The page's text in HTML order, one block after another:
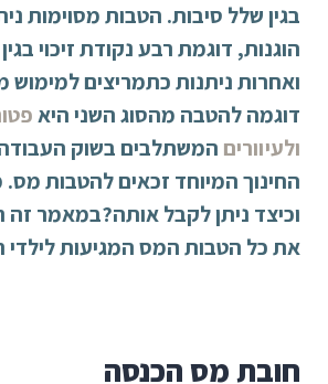
בגין שלל סיבות. הטבות מסוימות
הוגנות, דוגמת רבע נקודת זיכוי
ואחרות ניתנות כתמריצים למימוש
דוגמה להטבה מהסוג השני היא
ולעיוורים המשתלבים בשוק
החינוך המיוחד זכאים להטבות
וכיצד ניתן לקבל אותה?במאמר זה
את כל הטבות המס המגיעות לילדי
חובת מס הכנסה